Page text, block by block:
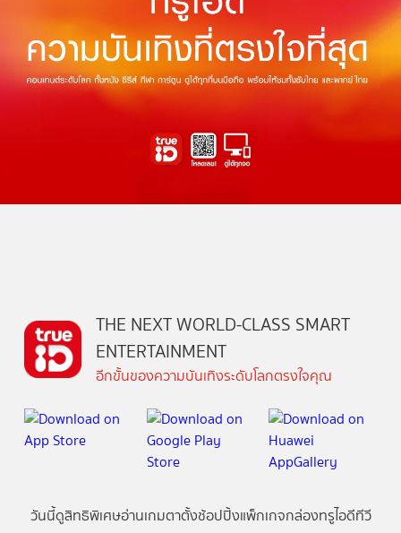
THE NEXT WORLD-CLASS SMART
ENTERTAINMENT
อีกขั้นของความบันเทิงระดับโลกตรงใจคุณ
วันนี้ดูสิทธิพิเศษอ่านเกมตาตั้งช้อปปิ้งแพ็กเกจกล่องทรูไอดีทีวี